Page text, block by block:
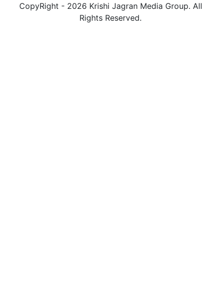
CopyRight - 2026 Krishi Jagran Media Group. All
Rights Reserved.